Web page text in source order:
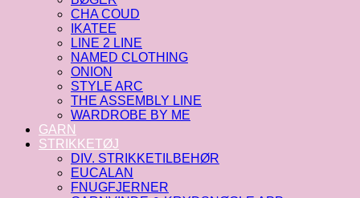
CHA COUD
IKATEE
LINE 2 LINE
NAMED CLOTHING
ONION
STYLE ARC
THE ASSEMBLY LINE
WARDROBE BY ME
GARN
STRIKKETØJ
DIV. STRIKKETILBEHØR
EUCALAN
FNUGFJERNER